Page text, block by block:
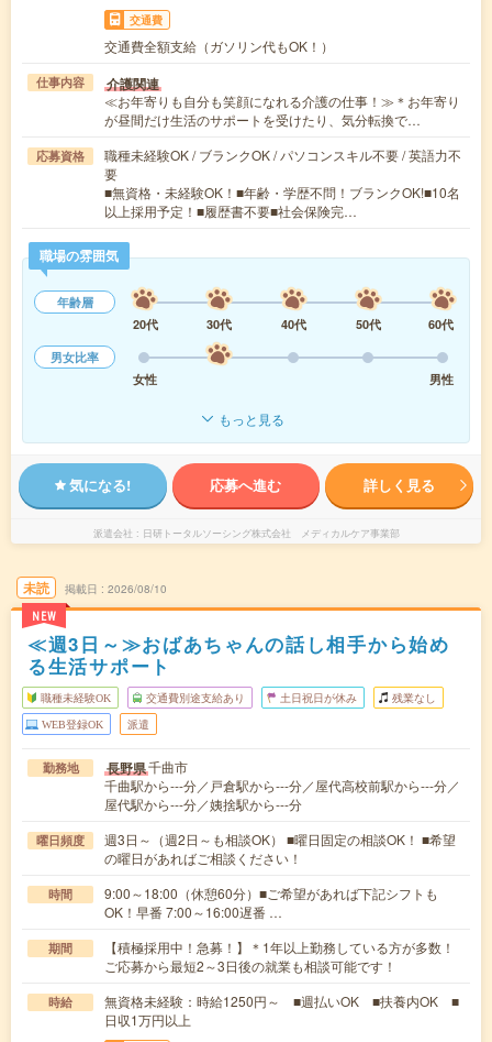
交通費
交通費全額支給（ガソリン代もOK！）
仕事内容 介護関連
≪お年寄りも自分も笑顔になれる介護の仕事！≫＊お年寄り
が昼間だけ生活のサポートを受けたり、気分転換で…
応募資格
職種未経験OK / ブランクOK / パソコンスキル不要 / 英語力不
要
■無資格・未経験OK！■年齢・学歴不問！ブランクOK!■10名
以上採用予定！■履歴書不要■社会保険完…
職場の雰囲気
年齢層
20代
30代 40代 50代
60代
男女比率
女性
男性
もっと見る
気になる! 応募へ進む 詳しく見る
派遣会社 日研トータルソーシング株式会社 メディカルケア事業部
未読
NEW
掲載日 2026/08/10
≪週3日～≫おばあちゃんの話し相手から始め
る生活サポート
職種未経験OK 交通費別途支給あり 土日祝日が休み 残業なし
WEB登録OK 派遣
勤務地 長野県千曲市
千曲駅から---分／戸倉駅から---分／屋代高校前駅から---分／
屋代駅から---分／姨捨駅から---分
曜日頻度
週3日～（週2日～も相談OK） ■曜日固定の相談OK！ ■希望
の曜日があればご相談ください！
時間
9:00～18:00（休憩60分）■ご希望があれば下記シフトも
OK！早番 7:00～16:00遅番 …
期間
【積極採用中！急募！】＊1年以上勤務している方が多数！
ご応募から最短2～3日後の就業も相談可能です！
時給
無資格未経験：時給1250円～ ■週払いOK ■扶養内OK ■
日収1万円以上